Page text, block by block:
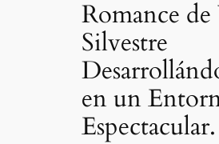
Romance
Silvestre
en un
Espectacular.